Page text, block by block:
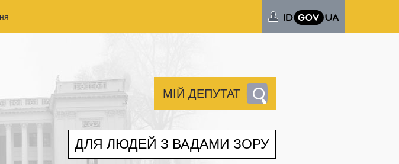
МІЙ ДЕПУТАТ
ДЛЯ ЛЮДЕЙ З ВАДАМИ ЗОРУ